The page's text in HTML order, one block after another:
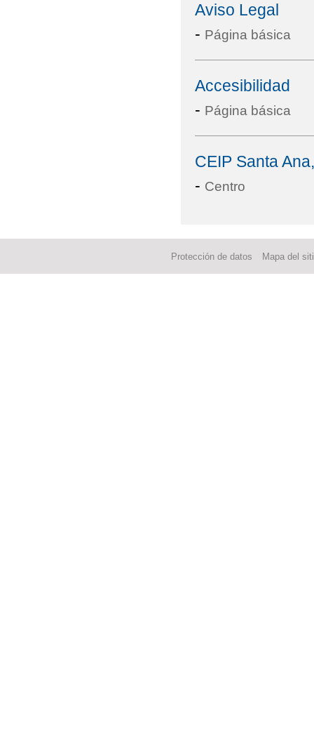
Aviso Legal
- Página básica
Accesibilidad
- Página básica
CEIP Santa
- Centro
Protección de datos Mapa del